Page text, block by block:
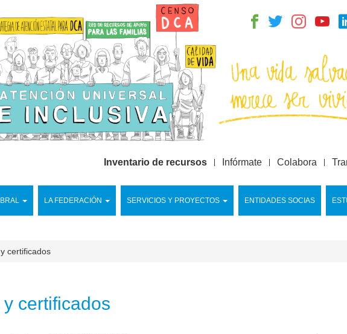
LA FEDERACIÓN SERVICIOS Y PROYECTOS ENTIDADES SOCIAS
Inventario de recursos Infórmate Colabora
certificados
certificados